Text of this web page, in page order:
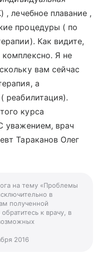
, лечебное плавание ,
процедуры ( по
Как видите,
Я не
вам сейчас
а
реабилитация).
курса
уважением, врач
Тараканов Олег
на тему «Проблемы
в
полученной
к врачу, в
2016